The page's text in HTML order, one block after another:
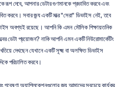
রূপ দেবে, আপনার ডেটার গুণমানকে প্রভাবিত করবে এবং
অবশ্যই রয়েছে। আপনি কি এমন মৌলিক শিক্ষায়তনিক
ডেটা প্রয়োজন? নাকি আপনি এমন একটি নিউরোমার্কেটিং
দেখছেন যেখানে একটি সূক্ষ্ম বা অলক্ষিত ডিভাইস
পরিচালিত করবে।
গবেষণা অ্যাপ্লিকেশনগুলোর জন্য আমাদের সবচেয়ে কার্যকর